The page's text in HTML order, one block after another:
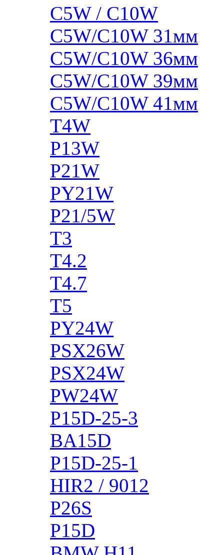
C5W / C10W
C5W/C10W 31мм
C5W/C10W 36мм
C5W/C10W 39мм
C5W/C10W 41мм
T4W
P13W
P21W
PY21W
P21/5W
T3
T4.2
T4.7
T5
PY24W
PSX26W
PSX24W
PW24W
P15D-25-3
BA15D
P15D-25-1
HIR2 / 9012
P26S
P15D